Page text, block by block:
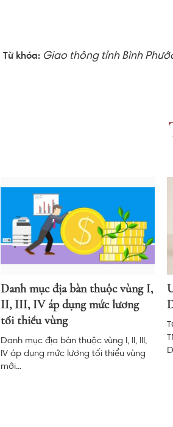
Từ khóa: Giao thông tỉnh Bình
Danh mục địa bàn thuộc vùng I,
II, III, IV áp dụng mức lương
tối thiểu vùng
Danh mục địa bàn thuộc vùng I, II, III,
IV áp dụng mức lương tối thiểu vùng
mới...